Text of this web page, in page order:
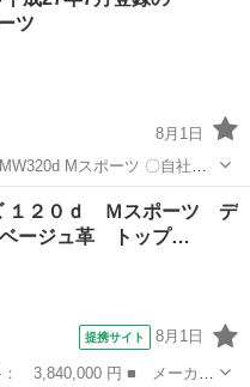
ツ
8月1日
Mスポーツ 〇自社ロ
パートをされる主婦の方や派
１２０ｄ Ｍスポーツ デ
ージュ革 トップ…
提携サイト 8月1日